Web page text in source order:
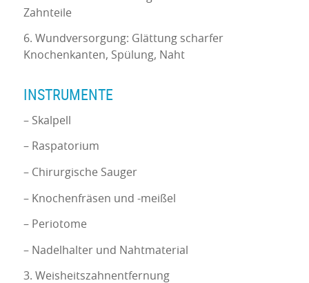
Zahnteile
6. Wundversorgung: Glättung scharfer
Knochenkanten, Spülung, Naht
INSTRUMENTE
– Skalpell
– Raspatorium
– Chirurgische Sauger
– Knochenfräsen und -meißel
– Periotome
– Nadelhalter und Nahtmaterial
3. Weisheitszahnentfernung